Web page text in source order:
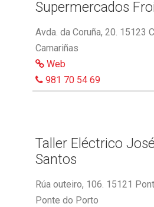
Supermercados
Avda. da Coruña, 20. 15123
Camariñas
Web
981 70 54 69
Taller Eléctrico
Santos
Rúa outeiro, 106. 15121
Ponte do Porto